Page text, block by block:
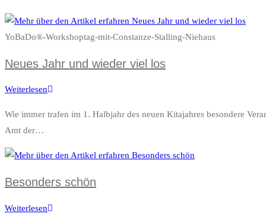
YoBaDo®-Workshoptag-mit-Constanze-Stalling-Niehaus
Neues Jahr und wieder viel los
WeiterlesenNeues
viel
Wie immer trafen im 1. Halbjahr des neuen Kitajahres besondere
Amt der…
Besonders schön
WeiterlesenBesonders